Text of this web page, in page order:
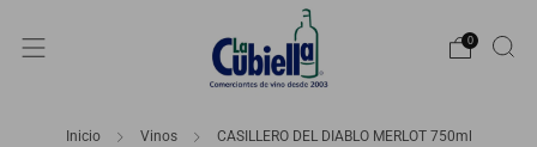
0
Inicio Vinos CASILLERO DEL DIABLO MERLOT 750ml